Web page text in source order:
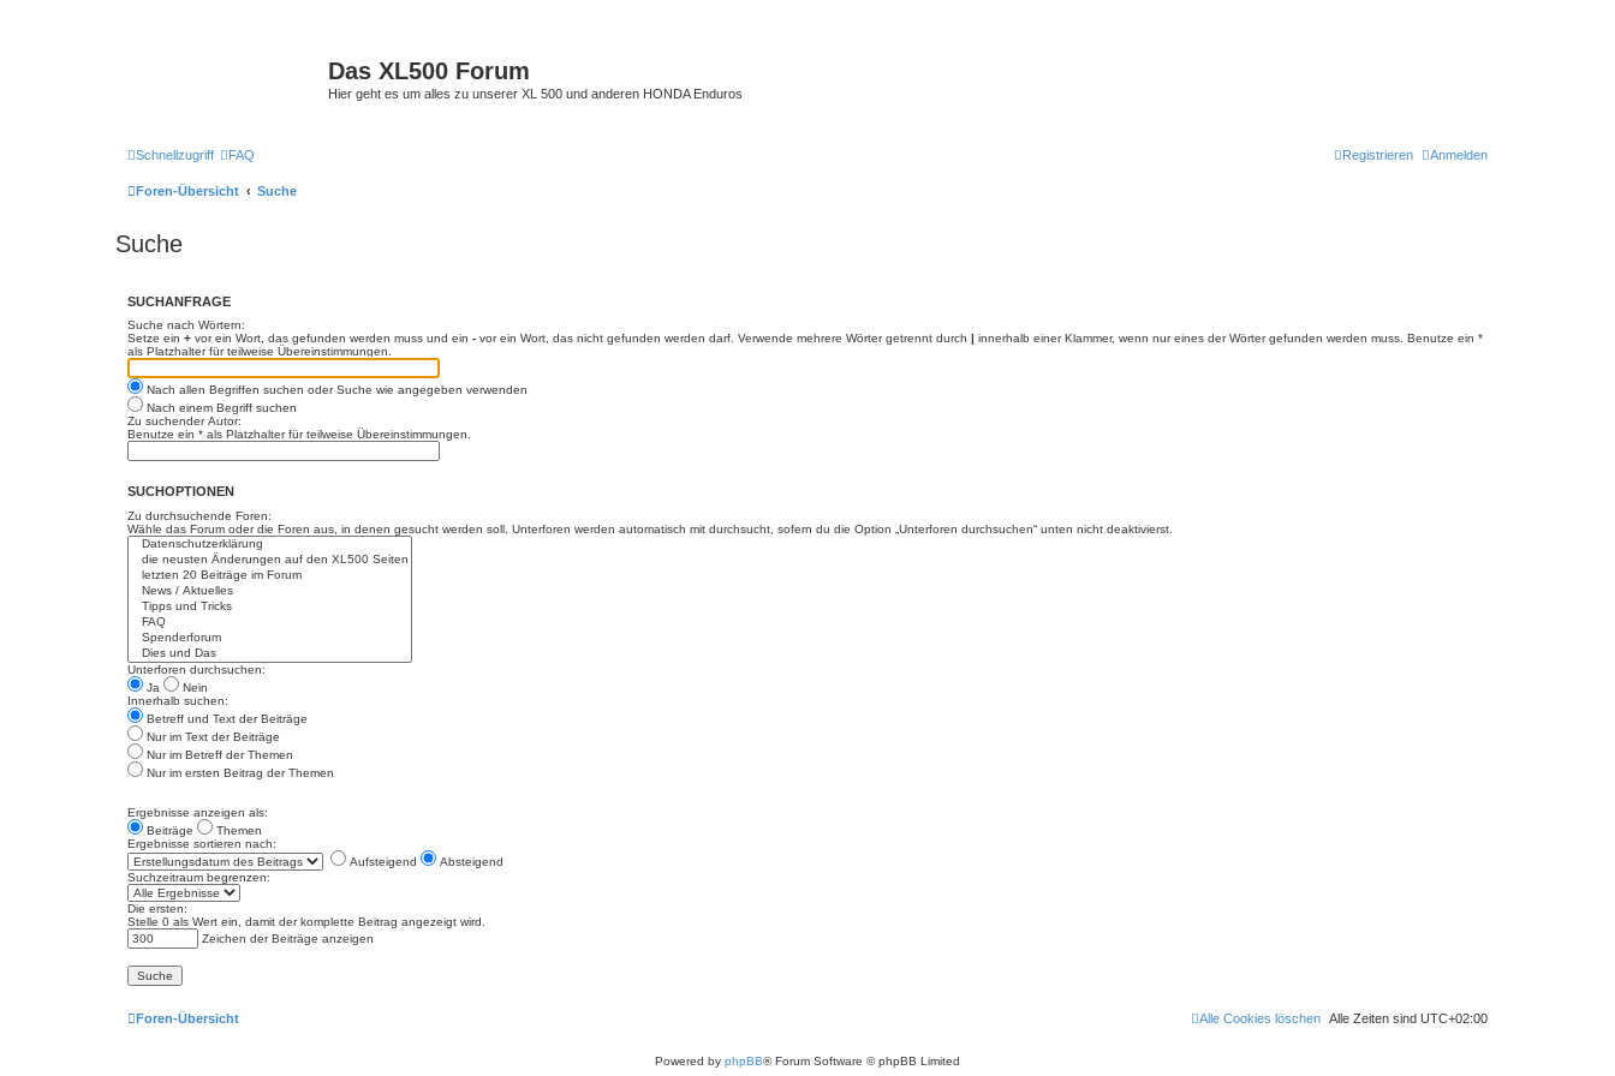
Das XL500 Forum
Hier geht es um alles zu unserer XL 500 und anderen HONDA Enduros
Schnellzugriff FAQ Anmelden
Registrieren
Foren-Übersicht Suche
Suche
SUCHANFRAGE
Suche nach Wörtern:
Setze ein + vor ein Wort, das gefunden werden muss und ein - vor ein Wort, das nicht gefunden werden darf. Verwende mehrere Wörter getrennt durch | innerhalb einer Klammer, wenn nur eines der Wörter gefunden werden muss. Benutze ein *
als Platzhalter für teilweise Übereinstimmungen.
Nach allen Begriffen suchen oder Suche wie angegeben verwenden
Nach einem Begriff suchen
Zu suchender Autor:
Benutze ein * als Platzhalter für teilweise Übereinstimmungen.
SUCHOPTIONEN
Zu durchsuchende Foren:
Wähle das Forum oder die Foren aus, in denen gesucht werden soll. Unterforen werden automatisch mit durchsucht, sofern du die Option „Unterforen durchsuchen“ unten nicht deaktivierst.
Unterforen durchsuchen:
Ja
Nein
Innerhalb suchen:
Betreff und Text der Beiträge
Nur im Text der Beiträge
Nur im Betreff der Themen
Nur im ersten Beitrag der Themen
Ergebnisse anzeigen als:
Beiträge
Themen
Ergebnisse sortieren nach:
Aufsteigend
Absteigend
Suchzeitraum begrenzen:
Die ersten:
Stelle 0 als Wert ein, damit der komplette Beitrag angezeigt wird.
Zeichen der Beiträge anzeigen
Foren-Übersicht Alle Zeiten sind UTC+02:00
Alle Cookies löschen
Powered by phpBB® Forum Software © phpBB Limited